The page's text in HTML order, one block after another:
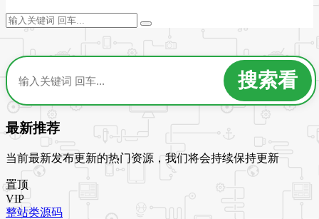
最新推荐
当前最新发布更新的热门资源，我们将会持续保持更新
置顶
VIP
整站类源码